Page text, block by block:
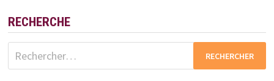
RECHERCHE
Rechercher :